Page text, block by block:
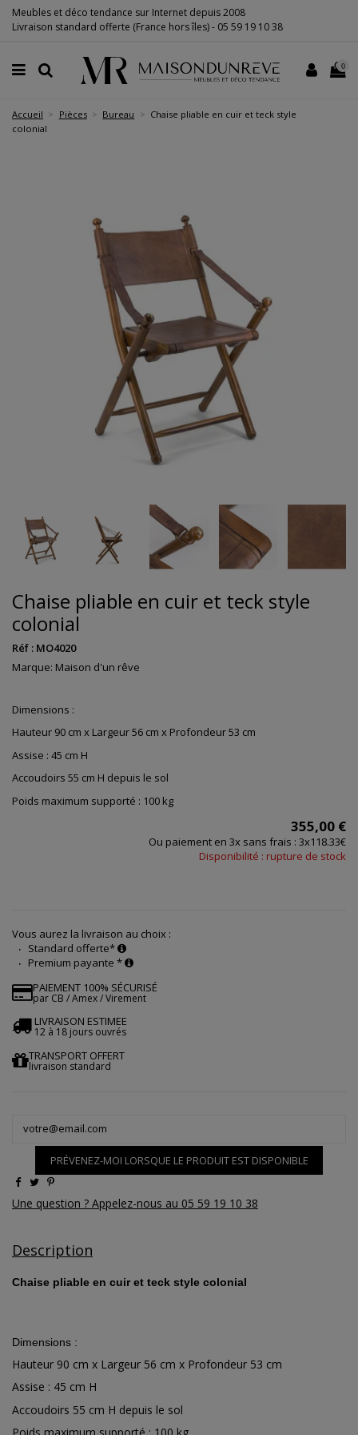
Meubles et déco tendance sur Internet depuis 2008
Livraison standard offerte (France hors îles) - 05 59 19 10 38
0
Accueil Pièces Bureau
Chaise pliable en cuir et teck style
colonial
Chaise pliable en cuir et teck style
colonial
Réf : MO4020
Marque: Maison d'un rêve
Dimensions :
Hauteur 90 cm x Largeur 56 cm x Profondeur 53 cm
Assise : 45 cm H
Accoudoirs 55 cm H depuis le sol
Poids maximum supporté : 100 kg
355,00 €
Ou paiement en 3x sans frais : 3x118.33€
Disponibilité : rupture de stock
Vous aurez la livraison au choix :
Standard offerte*
Premium payante *
PAIEMENT 100% SÉCURISÉ
par CB / Amex / Virement
LIVRAISON ESTIMEE
12 à 18 jours ouvrés
TRANSPORT OFFERT
livraison standard
PRÉVENEZ-MOI LORSQUE LE PRODUIT EST DISPONIBLE
Une question ? Appelez-nous au 05 59 19 10 38
Description
Chaise pliable en cuir et teck style colonial
Dimensions :
Hauteur 90 cm x Largeur 56 cm x Profondeur 53 cm
Assise : 45 cm H
Accoudoirs 55 cm H depuis le sol